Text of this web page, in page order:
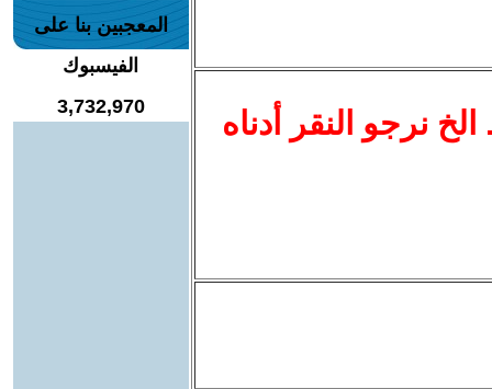
الخ نرجو النقر أدناه
المعجبين بنا على
الفيسبوك
3,732,970